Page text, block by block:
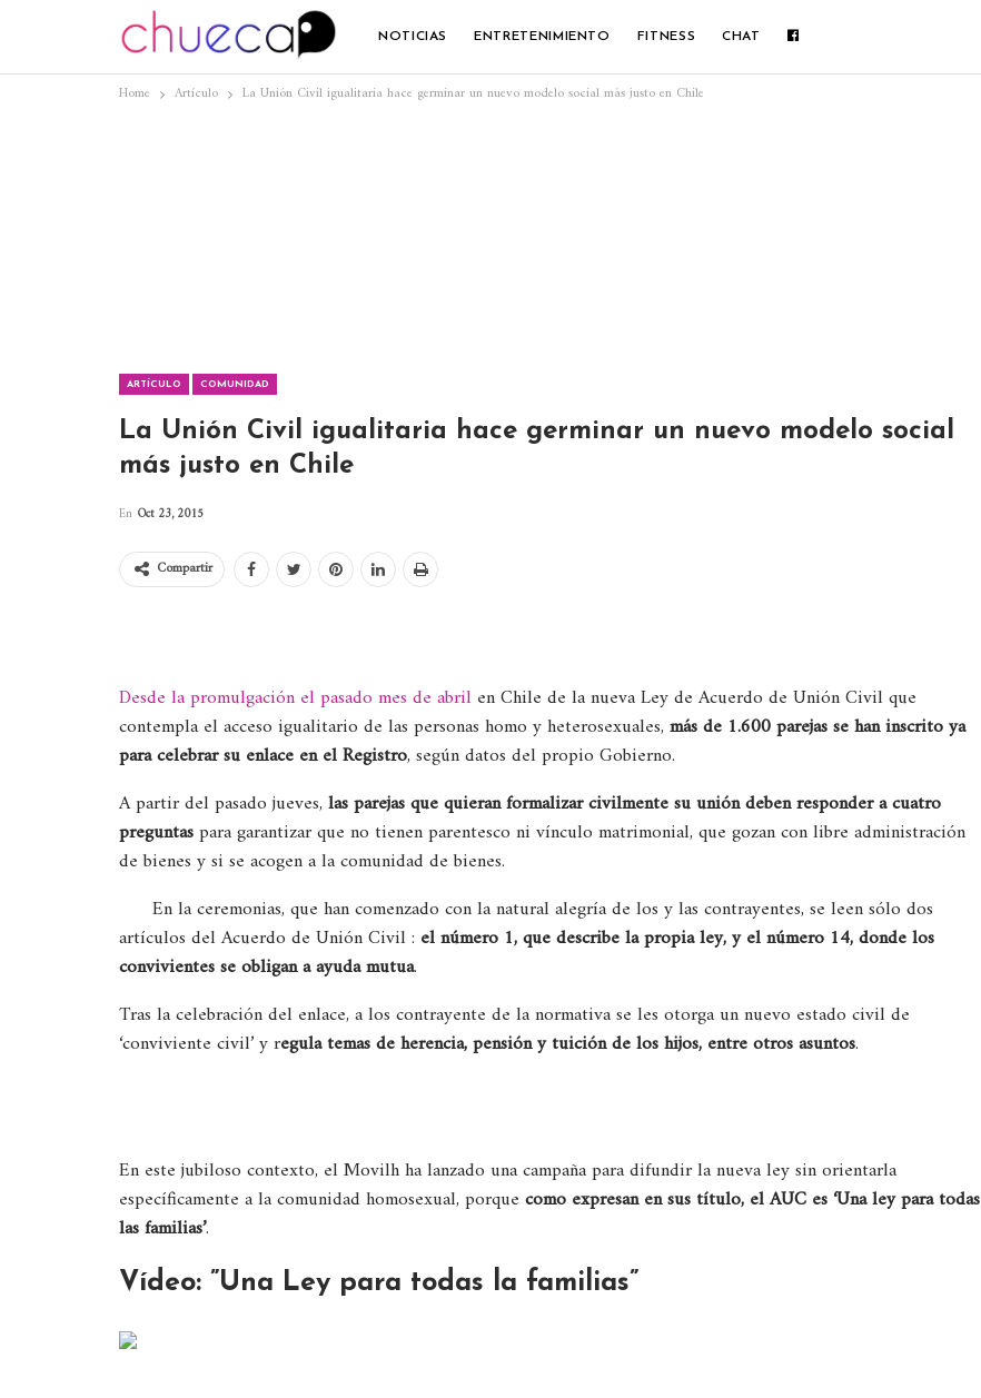
NOTICIAS ENTRETENIMIENTO FITNESS CHAT
Home Artículo La Unión Civil igualitaria hace germinar un nuevo modelo social más justo en Chile
ARTÍCULO COMUNIDAD
La Unión Civil igualitaria hace germinar un nuevo modelo social
más justo en Chile
En Oct 23, 2015
Compartir
Desde la promulgación el pasado mes de abril en Chile de la nueva Ley de Acuerdo de Unión Civil que
contempla el acceso igualitario de las personas homo y heterosexuales, más de 1.600 parejas se han inscrito ya
para celebrar su enlace en el Registro, según datos del propio Gobierno.
A partir del pasado jueves, las parejas que quieran formalizar civilmente su unión deben responder a cuatro
preguntaspara garantizar que no tienen parentesco ni vínculo matrimonial, que gozan con libre administración
de bienes y si se acogen a la comunidad de bienes.
En la ceremonias, que han comenzado con la natural alegría de los y las contrayentes, se leen sólo dos
artículos del Acuerdo de Unión Civil : el número 1, que describe la propia ley, y el número 14, donde los
convivientes se obligan a ayuda mutua.
Tras la celebración del enlace, a los contrayente de la normativa se les otorga un nuevo estado civil de
‘conviviente civil’ y regula temas de herencia, pensión y tuición de los hijos, entre otros asuntos.
En este jubiloso contexto, el Movilh ha lanzado una campaña para difundir la nueva ley sin orientarla
específicamente a la comunidad homosexual, porque como expresan en sus título, el AUC es ‘Una ley para todas
las familias’.
Vídeo: ”Una Ley para todas la familias”